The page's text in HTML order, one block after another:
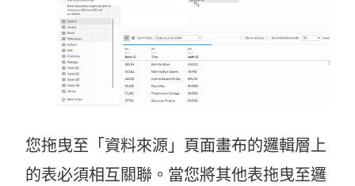
您拖曳至「資料來源」頁面畫布的邏輯層上
的表必須相互關聯。當您將其他表拖曳至邏